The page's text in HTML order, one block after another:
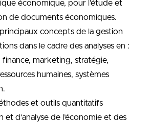
économique, pour l’étude et
de documents économiques.
concepts de la gestion
dans le cadre des analyses en :
marketing, stratégie,
humaines, systèmes
et outils quantitatifs
et d’analyse de l’économie et des